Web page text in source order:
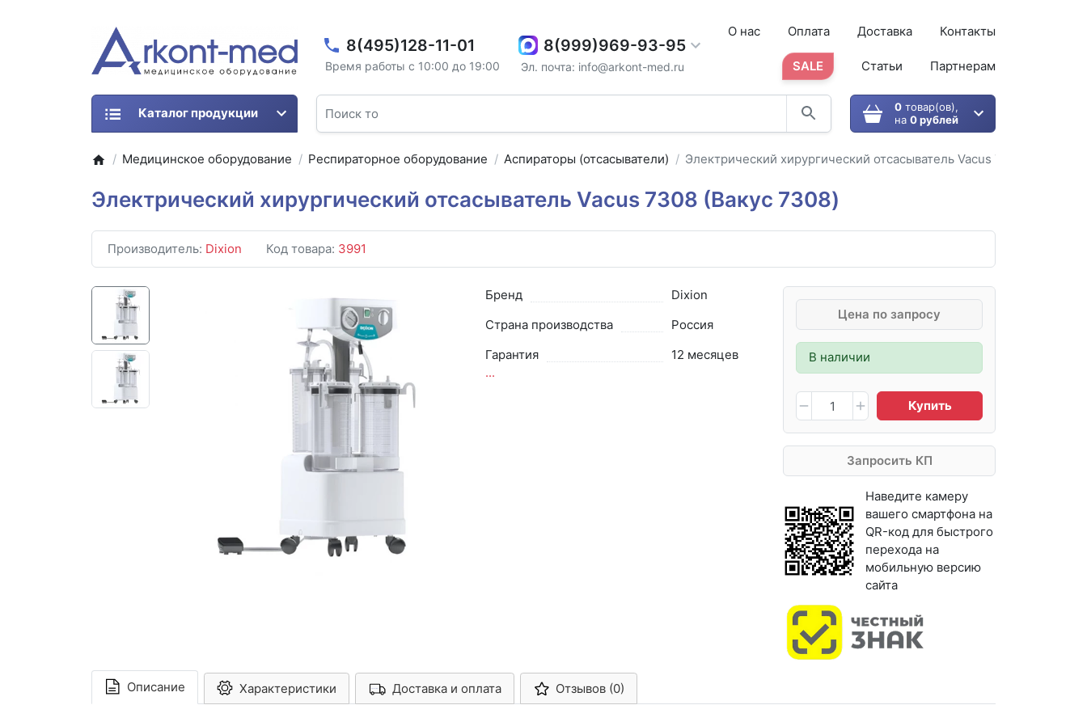
8(495)128-11-01
Время работы с 10:00 до 19:00
8(999)969-93-95
Эл. почта: info@arkont-med.ru
О нас Оплата Доставка Контакты
SALE Статьи Партнерам
0товар(ов),
на 0 рублей
Каталог продукции
Медицинское оборудование Респираторное оборудование Аспираторы (отсасыватели) Электрический хирургический отсасыватель Vacus 7308 (Вакус
Электрический хирургический отсасыватель Vacus 7308 (Вакус 7308)
Производитель: Dixion Код товара: 3991
Цена по запросу
В наличии
Купить
Запросить КП
Наведите камеру
вашего смартфона на
QR-код для быстрого
перехода на
мобильную версию
сайта
Бренд
Dixion
Страна производства
Россия
Гарантия
12 месяцев
...
Описание Характеристики Арконт-Мед Доставка и оплата Отзывов (0)